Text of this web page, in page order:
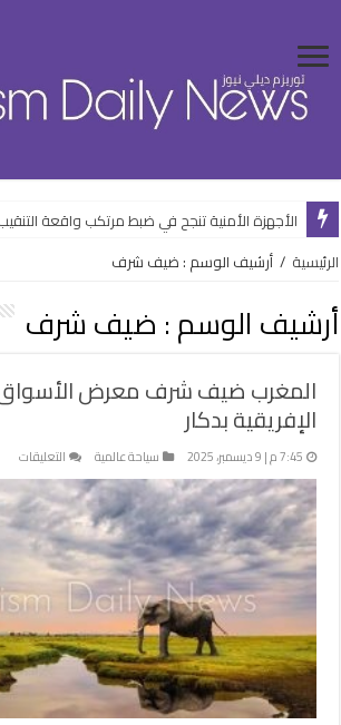
الأجهزة الأمنية تنجح في ضبط مرتكب واقعة التنقيب
الرئيسية / أرشيف الوسم : ضيف شرف
أرشيف الوسم : ضيف شرف
المغرب ضيف شرف معرض الأسواق
الإفريقية بدكار
7:45 م | 9 ديسمبر، 2025 سياحة عالمية التعليقات